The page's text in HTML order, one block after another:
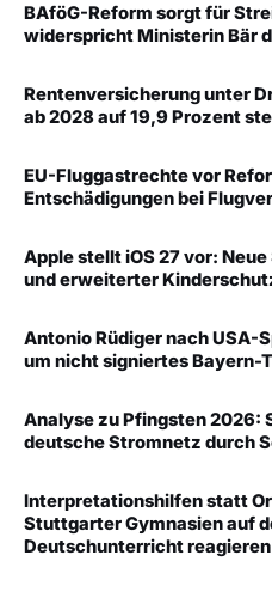
BAföG-Reform sorgt für
widerspricht Ministerin Bär
Rentenversicherung unter
ab 2028 auf 19,9 Prozent
EU-Fluggastrechte vor
Entschädigungen bei
Apple stellt iOS 27 vor:
und erweiterter
Antonio Rüdiger nach USA-
um nicht signiertes Bayern-
Analyse zu Pfingsten 2026:
deutsche Stromnetz durch
Interpretationshilfen statt
Stuttgarter Gymnasien auf
Deutschunterricht reagieren